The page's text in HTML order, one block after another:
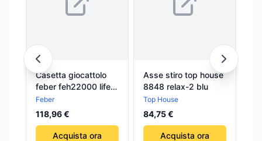
Casetta giocattolo
feber feh22000 life
casual house
Feber
118,96 €
Acquista ora
Asse stiro top house
8848 relax-2 blu
Top House
84,75 €
Acquista ora